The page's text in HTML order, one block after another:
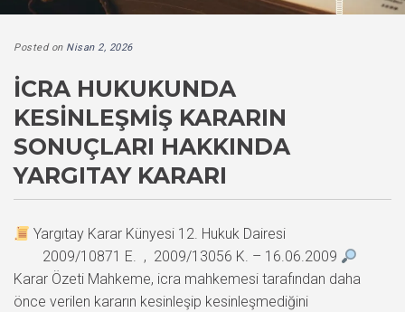
Posted on Nisan 2, 2026
İCRA HUKUKUNDA
KESINLEŞMIŞ KARARIN
SONUÇLARI HAKKINDA
YARGITAY KARARI
Yargıtay Karar Künyesi 12. Hukuk Dairesi
2009/10871 E. , 2009/13056 K. – 16.06.2009
Karar Özeti Mahkeme, icra mahkemesi tarafından daha
önce verilen kararın kesinleşip kesinleşmediğini